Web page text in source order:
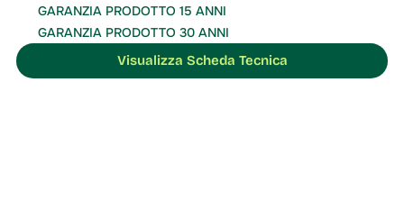
GARANZIA PRODOTTO 15 ANNI
GARANZIA PRODOTTO 30 ANNI
Visualizza Scheda Tecnica